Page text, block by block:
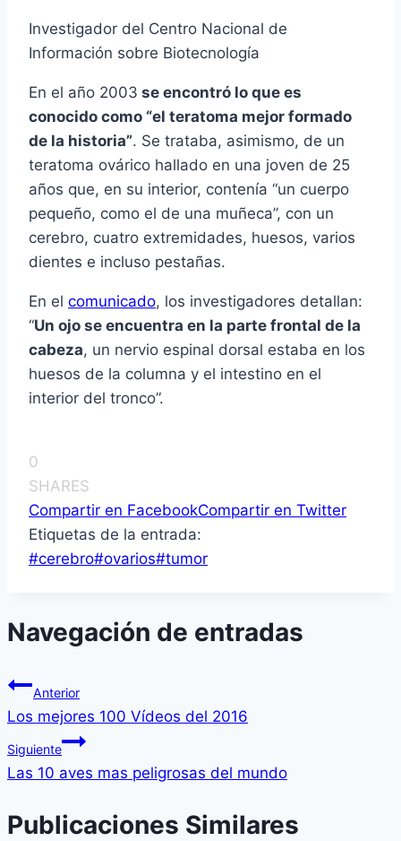
Investigador del Centro Nacional de
Información sobre Biotecnología
En el año 2003 se encontró lo que es
conocido como “el teratoma mejor formado
de la historia”. Se trataba, asimismo, de un
teratoma ovárico hallado en una joven de 25
años que, en su interior, contenía “un cuerpo
pequeño, como el de una muñeca”, con un
cerebro, cuatro extremidades, huesos, varios
dientes e incluso pestañas.
En el comunicado, los investigadores detallan:
“Un ojo se encuentra en la parte frontal de la
cabeza, un nervio espinal dorsal estaba en los
huesos de la columna y el intestino en el
interior del tronco”.
0
SHARES
Compartir en FacebookCompartir en Twitter
Etiquetas de la entrada:
#cerebro#ovarios#tumor
Navegación de entradas
Anterior
Los mejores 100 Vídeos del 2016
Siguiente
Las 10 aves mas peligrosas del mundo
Publicaciones Similares